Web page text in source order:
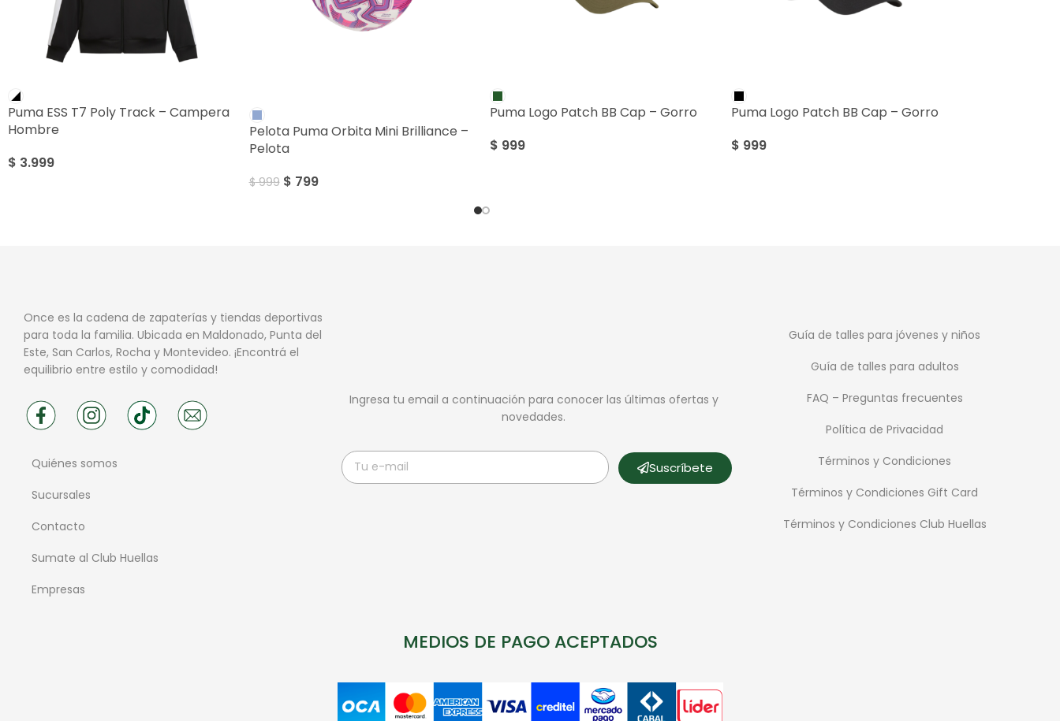
Puma ESS T7 Poly Track – Campera
Hombre
$ 3.999
Pelota Puma Orbita Mini Brilliance –
Pelota
$999 $ 799
Puma Logo Patch BB Cap – Gorro
$ 999
Puma Logo Patch BB Cap – Gorro
$ 999
Once es la cadena de zapaterías y tiendas deportivas
para toda la familia. Ubicada en Maldonado, Punta del
Este, San Carlos, Rocha y Montevideo. ¡Encontrá el
equilibrio entre estilo y comodidad!
Quiénes somos
Sucursales
Contacto
Sumate al Club Huellas
Empresas
Ingresa tu email a continuación para conocer las últimas ofertas y
novedades.
Suscríbete
Guía de talles para jóvenes y niños
Guía de talles para adultos
FAQ – Preguntas frecuentes
Política de Privacidad
Términos y Condiciones
Términos y Condiciones Gift Card
Términos y Condiciones Club Huellas
MEDIOS DE PAGO ACEPTADOS